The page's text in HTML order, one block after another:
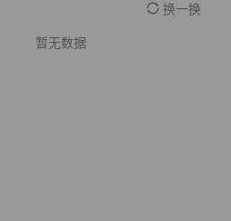
换一换
暂无数据